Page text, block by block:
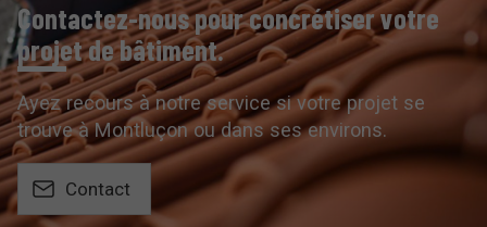
Contactez-nous pour concrétiser votre
projet de bâtiment.
Ayez recours à notre service si votre projet se
trouve à Montluçon ou dans ses environs.
Contact